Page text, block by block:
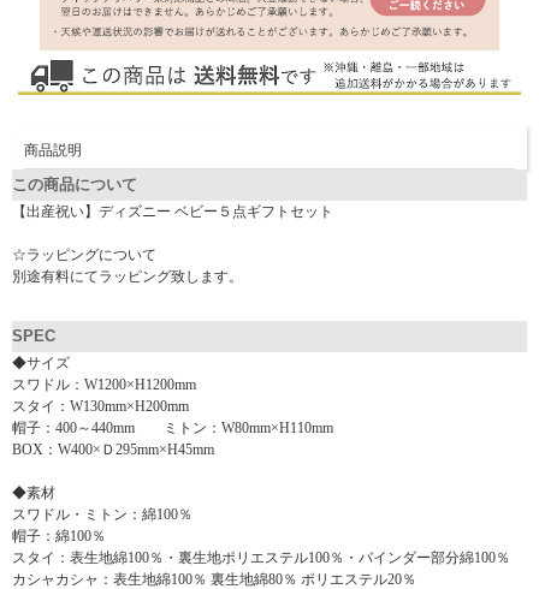
商品説明
この商品について
【出産祝い】ディズニー ベビー５点ギフトセット
☆ラッピングについて
別途有料にてラッピング致します。
SPEC
◆サイズ
スワドル：W1200×H1200mm
スタイ：W130mm×H200mm
帽子：400～440mm ミトン：W80mm×H110mm
BOX：W400×Ｄ295mm×H45mm
◆素材
スワドル・ミトン：綿100％
帽子：綿100％
スタイ：表生地綿100％・裏生地ポリエステル100％・バインダー部分綿100％
カシャカシャ：表生地綿100％ 裏生地綿80％ ポリエステル20％